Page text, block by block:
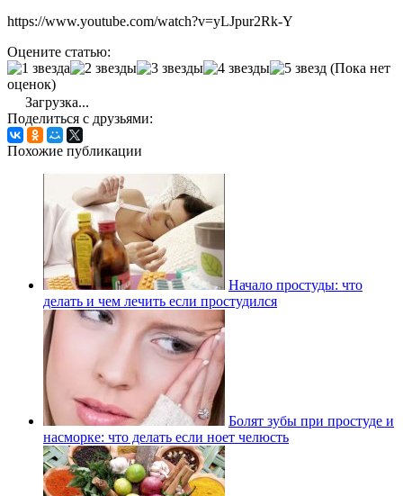
https://www.youtube.com/watch?v=yLJpur2Rk-Y
Оцените статью:
(Пока нет
оценок)
Загрузка...
Поделиться с друзьями:
Похожие публикации
Начало простуды: что
делать и чем лечить если простудился
Болят зубы при простуде и
насморке: что делать если ноет челюсть